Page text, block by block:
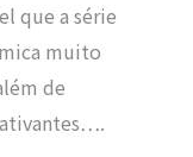
que a série
muito
de